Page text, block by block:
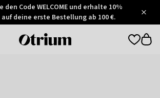
den Code WELCOME und erhalte 10%
deine erste Bestellung ab 100 €.
Otrium